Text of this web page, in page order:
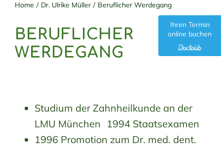
Ihren Termin
online buchen
Philosophie
Ausbildung | Karriere
Home Dr. Ulrike Müller Beruflicher Werdegang
BERUFLICHER
WERDEGANG
Studium der Zahnheilkunde an der
LMU München 1994 Staatsexamen
1996 Promotion zum Dr. med. dent.